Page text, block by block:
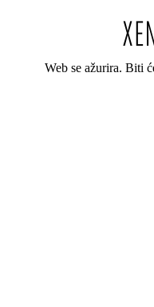
Web se ažurira. Biti